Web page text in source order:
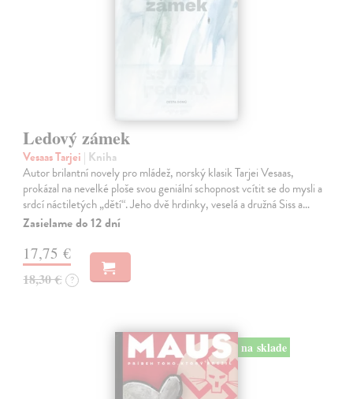
Ledový zámek
Vesaas Tarjei | Kniha
Autor brilantní novely pro mládež, norský klasik Tarjei Vesaas,
prokázal na nevelké ploše svou geniální schopnost vcítit se do mysli a
srdcí náctiletých „dětí“. Jeho dvě hrdinky, veselá a družná Siss a…
Zasielame do 12 dní
17,75 €
18,30 € ?
na sklade